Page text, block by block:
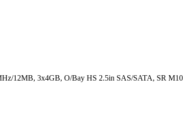
12MB, 3x4GB, O/Bay HS 2.5in SAS/SATA, SR